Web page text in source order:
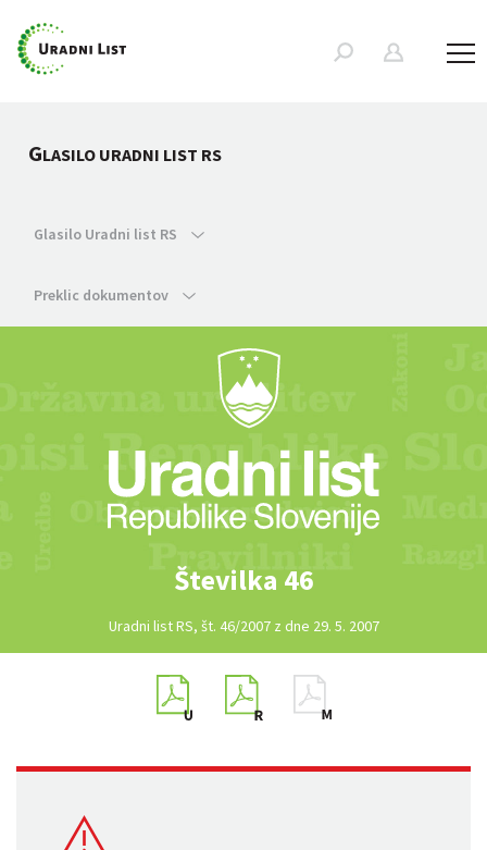
GLASILO URADNI LIST RS
Glasilo Uradni list RS
Preklic dokumentov
Številka 46
Uradni list RS, št. 46/2007 z dne 29. 5. 2007